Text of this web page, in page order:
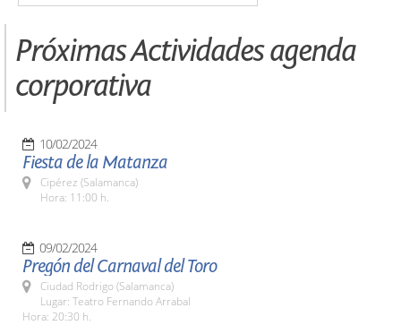
Próximas Actividades agenda
corporativa
10/02/2024
Fiesta de la Matanza
Cipérez (Salamanca)
Hora: 11:00 h.
09/02/2024
Pregón del Carnaval del Toro
Ciudad Rodrigo (Salamanca)
Lugar: Teatro Fernando Arrabal
Hora: 20:30 h.